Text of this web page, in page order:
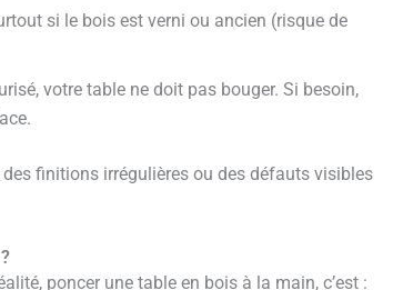
si le bois est verni ou ancien (risque de
votre table ne doit pas bouger. Si besoin,
finitions irrégulières ou des défauts visibles
poncer une table en bois à la main, c’est :